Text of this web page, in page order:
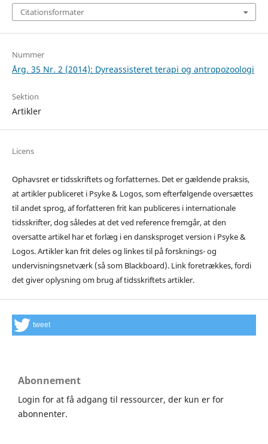
Citationsformater
Nummer
Årg. 35 Nr. 2 (2014): Dyreassisteret terapi og antropozoologi
Sektion
Artikler
Licens
Ophavsret er tidsskriftets og forfatternes. Det er gældende praksis,
at artikler publiceret i Psyke & Logos, som efterfølgende oversættes
til andet sprog, af forfatteren frit kan publiceres i internationale
tidsskrifter, dog således at det ved reference fremgår, at den
oversatte artikel har et forlæg i en dansksproget version i Psyke &
Logos. Artikler kan frit deles og linkes til på forsknings- og
undervisningsnetværk (så som Blackboard). Link foretrækkes, fordi
det giver oplysning om brug af tidsskriftets artikler.
tweet
Abonnement
Login for at få adgang til ressourcer, der kun er for
abonnenter.